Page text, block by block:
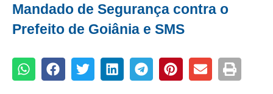
Mandado de Segurança contra o
Prefeito de Goiânia e SMS